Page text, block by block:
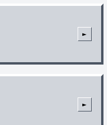
►
►